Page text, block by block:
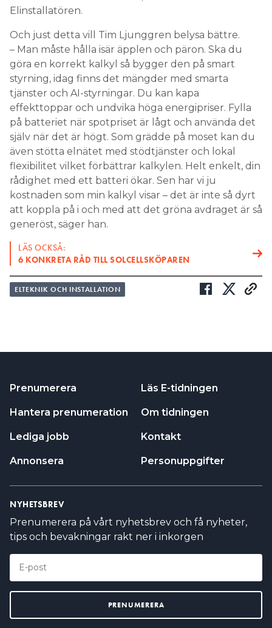
Elinstallatören.
Och just detta vill Tim Ljunggren belysa bättre.
– Man måste hålla isär äpplen och päron. Ska du
göra en korrekt kalkyl så bygger den på smart
styrning, idag finns det mängder med smarta
tjänster och AI-styrningar. Du kan kapa
effekttoppar och undvika höga energipriser. Fylla
på batteriet när spotpriset är lågt och använda det
själv när det är högt. Som grädde på moset kan du
även stötta elnätet med stödtjänster och lokal
flexibilitet vilket förbättrar kalkylen. Helt enkelt, din
rådighet med ett batteri ökar. Sen har vi ju
kostnaden som min kalkyl visar – det är inte så dyrt
att koppla på i och med att det gröna avdraget är så
generöst, säger han.
LÄS OCKSÅ:
6 KONKRETA RÅD TILL SOLCELLSKÖPAREN
ELTEKNIK OCH INSTALLATION
Prenumerera
Hantera prenumeration
Lediga jobb
Annonsera
Läs E-tidningen
Om tidningen
Kontakt
Personuppgifter
NYHETSBREV
Prenumerera på vårt nyhetsbrev och få nyheter,
tips och bevakningar rakt ner i inkorgen